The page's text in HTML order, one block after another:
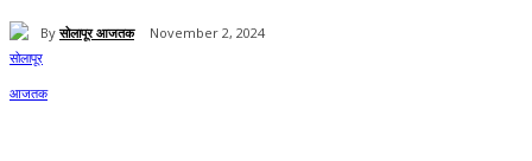
By सोलापूर आजतक November 2, 2024